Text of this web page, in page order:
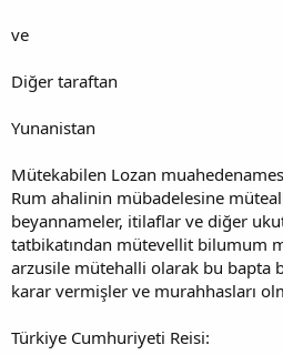
ve
Diğer taraftan
Yunanistan
Mütekabilen Lozan
Rum ahalinin mübadelesine
beyannameler, itilaflar ve diğer
tatbikatından mütevellit bilumum
arzusile mütehalli olarak bu bapta
karar vermişler ve murahhasları
Türkiye Cumhuriyeti Reisi: